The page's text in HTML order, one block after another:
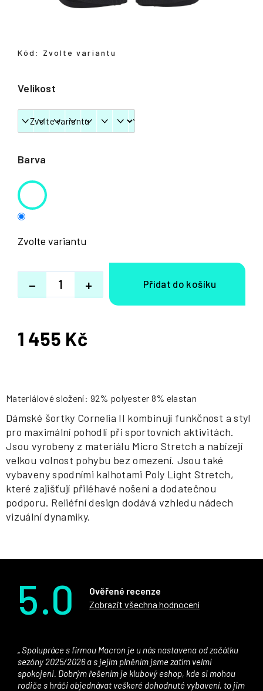
Barva
Velikost
Zvolte variantu
+
−
Kód: Zvolte variantu
1 455 Kč
Měrná
Materiálové složení: 92% polyester 8% elastan
Dámské šortky Cornelia II kombinují funkčnost a styl
pro maximální pohodlí při sportovních aktivitách.
Jsou vyrobeny z materiálu Micro Stretch a nabízejí
velkou volnost pohybu bez omezení. Jsou také
vybaveny spodními kalhotami Poly Light Stretch,
které zajišťují přiléhavé nošení a dodatečnou
podporu. Reliéfní design dodává vzhledu nádech
vizuální dynamiky.
5.0
Ověřené recenze
Zobrazit všechna hodnocení
sezóny 2025/2026 a s jejím plněním jsme zatím velmi
spokojeni. Dobrým řešením je klubový eshop, kde si mohou
rodiče s hráči objednávat veškeré dohodnuté vybavení, to jim